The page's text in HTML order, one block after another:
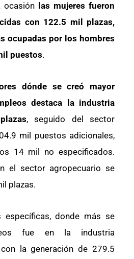
ocasión las mujeres fueron
con 122.5 mil plazas,
ocupadas por los hombres
puestos.
dónde se creó mayor
destaca la industria
, seguido del sector
mil puestos adicionales,
14 mil no especificados.
el sector agropecuario se
plazas.
específicas, donde más se
fue en la industria
con la generación de 279.5